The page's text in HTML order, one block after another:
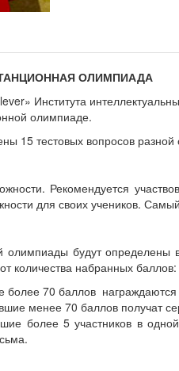
ОЛИМПИАДА
Института
олимпиаде.
15 тестовых вопросов
Рекомендуется
для своих учеников.
олимпиады будут определены
количества набранных баллов:
более 70 баллов
менее 70 баллов получат
более 5 участников в